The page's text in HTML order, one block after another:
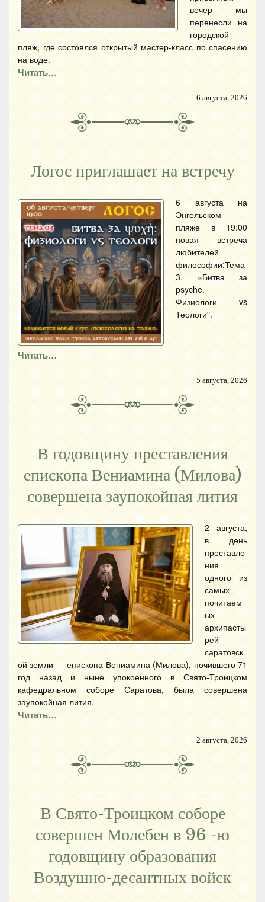
вечер мы
перенесли на
городской
пляж, где состоялся открытый мастер-класс по спасению
на воде.
Читать…
6 августа, 2026
Логос приглашает на встречу
6 августа на
Энгельском
пляже в 19:00
новая встреча
любителей
философии:Тема
3. «Битва за
psyche.
Физиологи vs
Теологи".
Читать…
5 августа, 2026
В годовщину преставления
епископа Вениамина (Милова)
совершена заупокойная лития
2 августа,
в день
преставле
ния
одного из
самых
почитаем
ых
архипасты
рей
саратовск
ой земли — епископа Вениамина (Милова), почившего 71
год назад и ныне упокоенного в Свято-Троицком
кафедральном соборе Саратова, была совершена
заупокойная лития.
Читать…
2 августа, 2026
В Свято-Троицком соборе
совершен Молебен в 96 -ю
годовщину образования
Воздушно-десантных войск